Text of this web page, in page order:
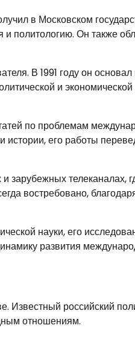
в Московском
политологию. Он также
В 1991 году он
и
по проблемам
истории, его работы
зарубежных телеканалах,
востребовано,
науки, его
развития
российский
отношениям.